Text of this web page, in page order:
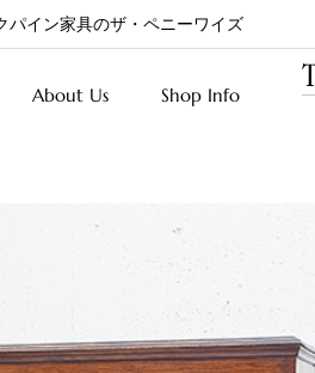
パイン家具のザ・ペニーワイズ
About Us Shop Info